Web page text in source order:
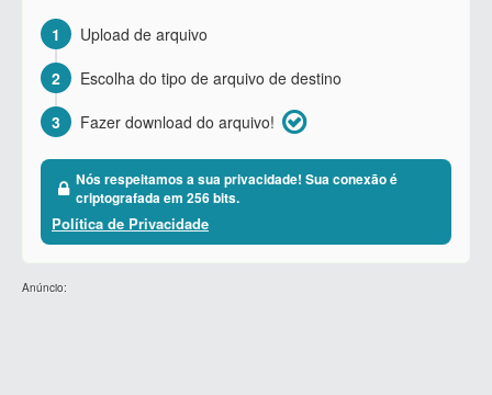
1
Upload de arquivo
2
Escolha do tipo de arquivo de destino
3
Fazer download do arquivo!
Nós respeitamos a sua privacidade! Sua conexão é
criptografada em 256 bits.
Política de Privacidade
Anúncio: